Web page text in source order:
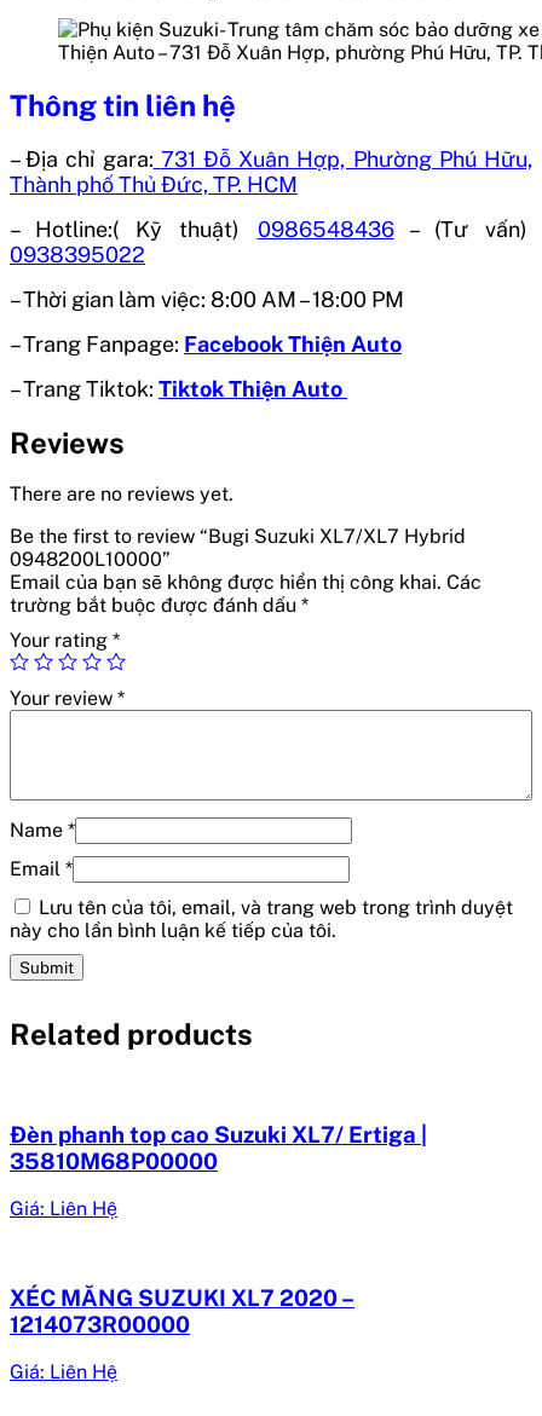
Thiện Auto – 731 Đỗ Xuân Hợp, phường Phú Hữu, TP.
Thông tin liên hệ
– Địa chỉ gara: 731 Đỗ Xuân Hợp, Phường Phú Hữu,
Thành phố Thủ Đức, TP. HCM
– Hotline:( Kỹ thuật) 0986548436– (Tư vấn)
0938395022
– Thời gian làm việc: 8:00 AM – 18:00 PM
– Trang Fanpage: Facebook Thiện Auto
– Trang Tiktok: Tiktok Thiện Auto
Reviews
There are no reviews yet.
Be the first to review “Bugi Suzuki XL7/XL7 Hybrid
0948200L10000”
Email của bạn sẽ không được hiển thị công khai. Các
trường bắt buộc được đánh dấu *
Your rating *
Your review *
Name *
Email *
Lưu tên của tôi, email, và trang web trong trình duyệt
này cho lần bình luận kế tiếp của tôi.
Related products
Đèn phanh top cao Suzuki XL7/ Ertiga |
35810M68P00000
Giá: Liên Hệ
XÉC MĂNG SUZUKI XL7 2020 –
1214073R00000
Giá: Liên Hệ